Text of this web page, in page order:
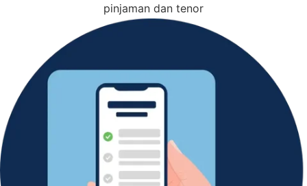
pinjaman dan tenor